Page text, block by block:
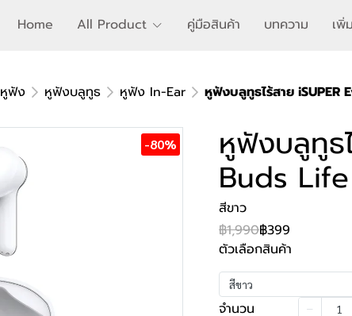
Home All Product คู่มือสินค้า บทความ เพิ่
หูฟัง หูฟังบลูทูธ หูฟัง In-Ear หูฟังบลูทูธไร้สาย iSUPER
-80% หูฟังบลูทูธ
Buds Life
สีขาว
฿1,990฿399
ตัวเลือกสินค้า
สีขาว
จำนวน